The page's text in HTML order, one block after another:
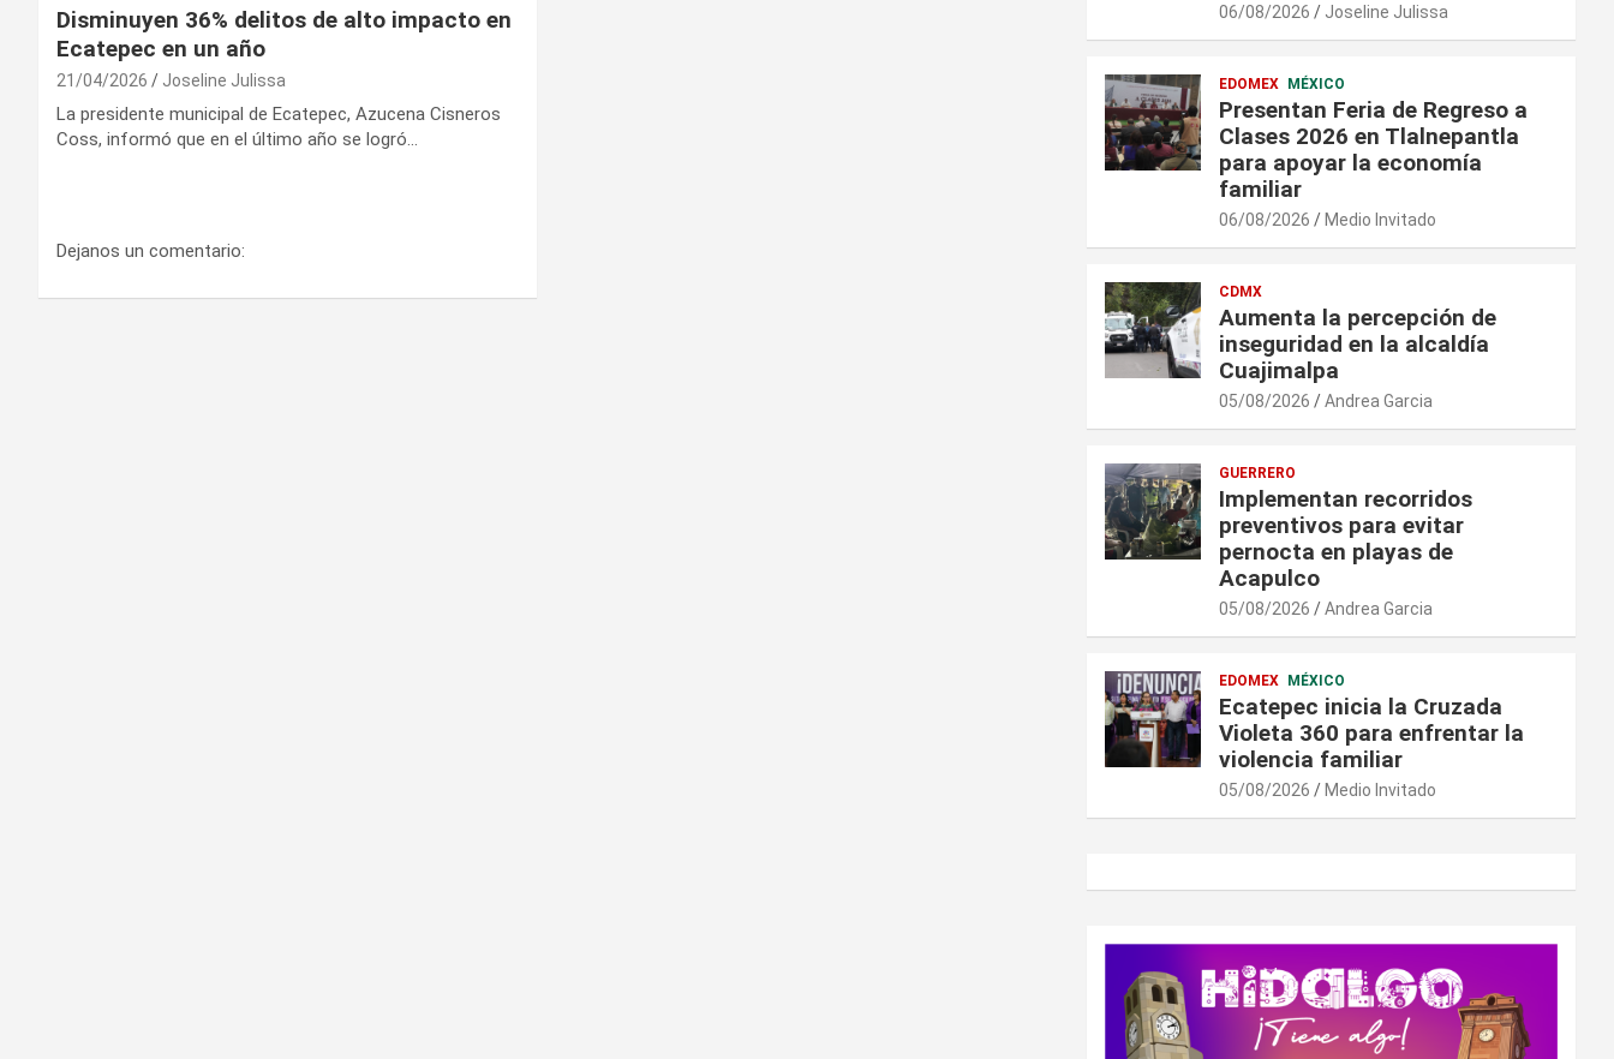
Disminuyen 36% delitos de alto impacto en
Ecatepec en un año
21/04/2026 Joseline Julissa
La presidente municipal de Ecatepec, Azucena Cisneros
Coss, informó que en el último año se logró…
Dejanos un comentario:
06/08/2026 Joseline Julissa
EDOMEX MÉXICO
Presentan Feria de Regreso a
Clases 2026 en Tlalnepantla
para apoyar la economía
familiar
06/08/2026 Medio Invitado
CDMX
Aumenta la percepción de
inseguridad en la alcaldía
Cuajimalpa
05/08/2026 Andrea Garcia
GUERRERO
Implementan recorridos
preventivos para evitar
pernocta en playas de
Acapulco
05/08/2026 Andrea Garcia
EDOMEX MÉXICO
Ecatepec inicia la Cruzada
Violeta 360 para enfrentar la
violencia familiar
05/08/2026 Medio Invitado